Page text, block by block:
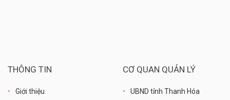
THÔNG TIN
Giới thiệu
CƠ QUAN QUẢN LÝ
UBND tỉnh Thanh Hóa